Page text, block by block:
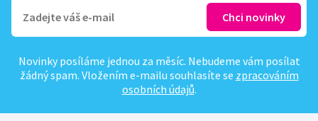
Novinky posíláme jednou za měsíc. Nebudeme vám posílat
žádný spam. Vložením e-mailu souhlasíte se zpracováním
osobních údajů.